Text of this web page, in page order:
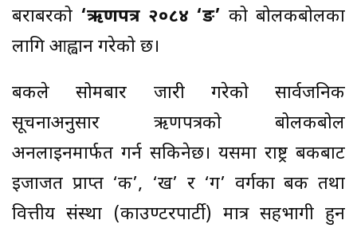
बराबरको ‘ऋणपत्र २०८४ ‘ङ’ को बोलकबोलका
लागि आह्वान गरेको छ।
बैंकले सोमबार जारी गरेको सार्वजनिक
सूचनाअनुसार ऋणपत्रको बोलकबोल
अनलाइनमार्फत गर्न सकिनेछ। यसमा राष्ट्र बैंकबाट
इजाजत प्राप्त ‘क’, ‘ख’ र ‘ग’ वर्गका बैंक तथा
वित्तीय संस्था (काउण्टरपार्टी) मात्र सहभागी हुन